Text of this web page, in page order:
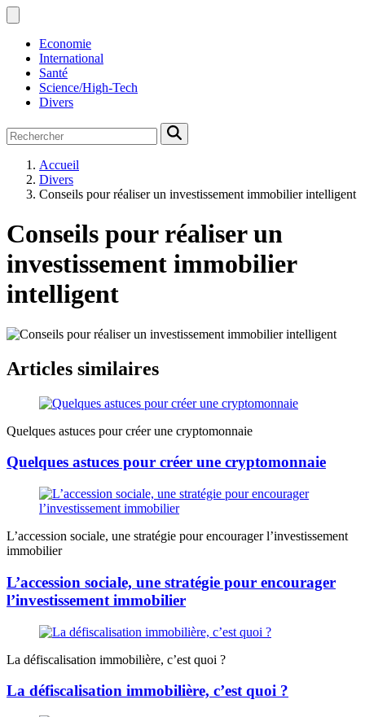
Economie
International
Santé
Science/High-Tech
Divers
Accueil
Divers
Conseils pour réaliser un investissement immobilier intelligent
Conseils pour réaliser un
investissement immobilier
intelligent
Articles similaires
Quelques astuces pour créer une cryptomonnaie
Quelques astuces pour créer une cryptomonnaie
L’accession sociale, une stratégie pour encourager l’investissement
immobilier
L’accession sociale, une stratégie pour encourager
l’investissement immobilier
La défiscalisation immobilière, c’est quoi ?
La défiscalisation immobilière, c’est quoi ?